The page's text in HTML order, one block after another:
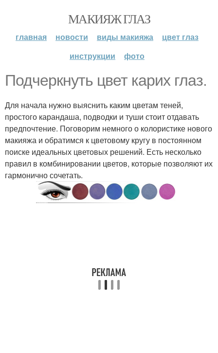
МАКИЯЖ ГЛАЗ
главная новости виды макияжа
цвет глаз
инструкции
фото
Подчеркнуть цвет карих глаз.
Для начала нужно выяснить каким цветам теней,
простого карандаша, подводки и туши стоит отдавать
предпочтение. Поговорим немного о колористике нового
макияжа и обратимся к цветовому кругу в постоянном
поиске идеальных цветовых решений. Есть несколько
правил в комбинировании цветов, которые позволяют их
гармонично сочетать.